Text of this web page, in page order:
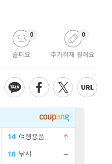
슬퍼요
0
추가취재 원해요
0